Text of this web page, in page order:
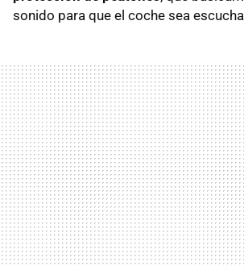
sonido para que el coche sea